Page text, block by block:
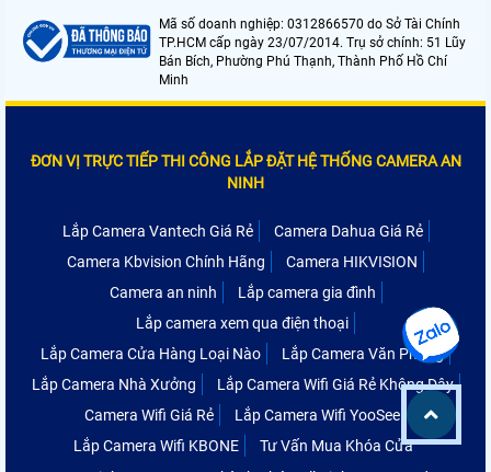
Mã số doanh nghiệp: 0312866570 do Sở Tài Chính
TP.HCM cấp ngày 23/07/2014. Trụ sở chính: 51 Lũy
Bán Bích, Phường Phú Thạnh, Thành Phố Hồ Chí
Minh
ĐƠN VỊ TRỰC TIẾP THI CÔNG LẮP ĐẶT HỆ THỐNG CAMERA AN
NINH
Lắp Camera Vantech Giá Rẻ
Camera Dahua Giá Rẻ
Camera Kbvision Chính Hãng
Camera HIKVISION
Camera an ninh
Lắp camera gia đình
Lắp camera xem qua điện thoại
Lắp Camera Cửa Hàng Loại Nào
Lắp Camera Văn Phòng
Lắp Camera Nhà Xưởng
Lắp Camera Wifi Giá Rẻ Không Dây
Camera Wifi Giá Rẻ
Lắp Camera Wifi YooSee
Lắp Camera Wifi KBONE
Tư Vấn Mua Khóa Cửa